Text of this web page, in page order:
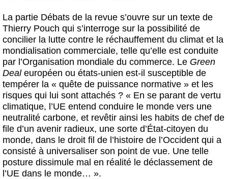
La partie Débats de la revue s’ouvre sur un texte de
Thierry Pouch qui s’interroge sur la possibilité de
concilier la lutte contre le réchauffement du climat et la
mondialisation commerciale, telle qu’elle est conduite
par l’Organisation mondiale du commerce. Le Green
Deal européen ou états-unien est-il susceptible de
tempérer la « quête de puissance normative » et les
risques qui lui sont attachés ? « En se parant de vertu
climatique, l’UE entend conduire le monde vers une
neutralité carbone, et revêtir ainsi les habits de chef de
file d’un avenir radieux, une sorte d’État-citoyen du
monde, dans le droit fil de l’histoire de l’Occident qui a
consisté à universaliser son point de vue. Une telle
posture dissimule mal en réalité le déclassement de
l’UE dans le monde… ».